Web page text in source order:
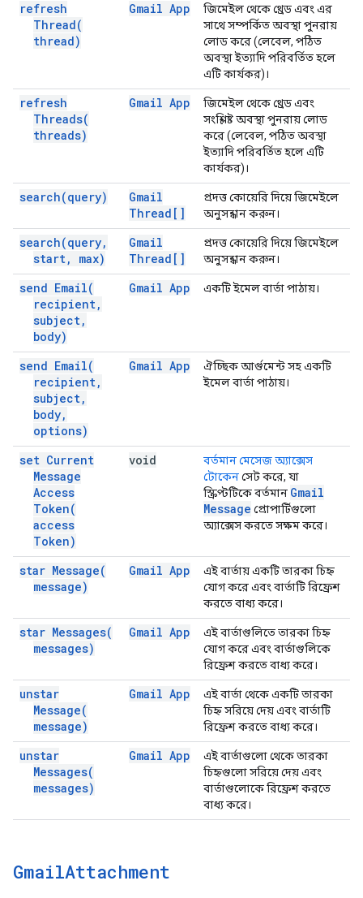
refresh
Thread(
thread)
Gmail App
জিমেইল থেকে থ্রেড এবং এর
সাথে সম্পর্কিত অবস্থা পুনরায়
লোড করে (লেবেল, পঠিত
অবস্থা ইত্যাদি পরিবর্তিত হলে
এটি কার্যকর)।
refresh
Threads(
threads)
Gmail App
জিমেইল থেকে থ্রেড এবং
সংশ্লিষ্ট অবস্থা পুনরায় লোড
করে (লেবেল, পঠিত অবস্থা
ইত্যাদি পরিবর্তিত হলে এটি
কার্যকর)।
search(query)
Gmail
Thread[]
প্রদত্ত কোয়েরি দিয়ে জিমেইলে
অনুসন্ধান করুন।
search(query,
start, max)
Gmail
Thread[]
প্রদত্ত কোয়েরি দিয়ে জিমেইলে
অনুসন্ধান করুন।
send Email(
recipient,
subject,
body)
Gmail App একটি ইমেল বার্তা পাঠায়।
send Email(
recipient,
subject,
body,
options)
Gmail App
ঐচ্ছিক আর্গুমেন্ট সহ একটি
ইমেল বার্তা পাঠায়।
set Current
Message
Access
Token(
access
Token)
void
বর্তমান মেসেজ অ্যাক্সেস
টোকেনসেট করে, যা
স্ক্রিপ্টটিকে বর্তমান Gmail
Message প্রোপার্টিগুলো
অ্যাক্সেস করতে সক্ষম করে।
star Message(
message)
Gmail App
এই বার্তায় একটি তারকা চিহ্ন
যোগ করে এবং বার্তাটি রিফ্রেশ
করতে বাধ্য করে।
star Messages(
messages)
Gmail App
এই বার্তাগুলিতে তারকা চিহ্ন
যোগ করে এবং বার্তাগুলিকে
রিফ্রেশ করতে বাধ্য করে।
unstar
Message(
message)
Gmail App
এই বার্তা থেকে একটি তারকা
চিহ্ন সরিয়ে দেয় এবং বার্তাটি
রিফ্রেশ করতে বাধ্য করে।
unstar
Messages(
messages)
Gmail App
এই বার্তাগুলো থেকে তারকা
চিহ্নগুলো সরিয়ে দেয় এবং
বার্তাগুলোকে রিফ্রেশ করতে
বাধ্য করে।
GmailAttachment